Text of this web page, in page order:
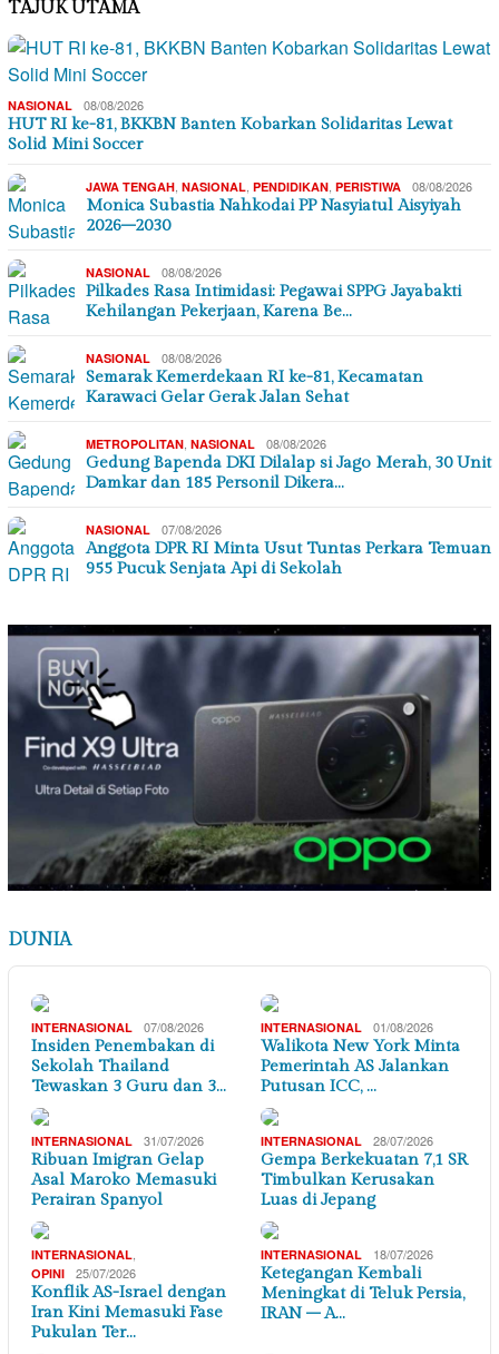
TAJUK UTAMA
NASIONAL 08/08/2026
HUT RI ke-81, BKKBN Banten Kobarkan Solidaritas Lewat
Solid Mini Soccer
JAWA TENGAH NASIONAL PENDIDIKAN PERISTIWA 08/08/2026
Monica Subastia Nahkodai PP Nasyiatul Aisyiyah
2026–2030
NASIONAL 08/08/2026
Pilkades Rasa Intimidasi: Pegawai SPPG Jayabakti
Kehilangan Pekerjaan, Karena Be…
NASIONAL 08/08/2026
Semarak Kemerdekaan RI ke-81, Kecamatan
Karawaci Gelar Gerak Jalan Sehat
METROPOLITAN NASIONAL 08/08/2026
Gedung Bapenda DKI Dilalap si Jago Merah, 30 Unit
Damkar dan 185 Personil Dikera…
NASIONAL 07/08/2026
Anggota DPR RI Minta Usut Tuntas Perkara Temuan
955 Pucuk Senjata Api di Sekolah
DUNIA
INTERNASIONAL 07/08/2026
Insiden Penembakan di
Sekolah Thailand
Tewaskan 3 Guru dan 3…
INTERNASIONAL 01/08/2026
Walikota New York Minta
Pemerintah AS Jalankan
Putusan ICC, …
INTERNASIONAL 31/07/2026
Ribuan Imigran Gelap
Asal Maroko Memasuki
Perairan Spanyol
INTERNASIONAL 28/07/2026
Gempa Berkekuatan 7,1 SR
Timbulkan Kerusakan
Luas di Jepang
INTERNASIONAL
OPINI 25/07/2026
Konflik AS-Israel dengan
Iran Kini Memasuki Fase
Pukulan Ter…
INTERNASIONAL 18/07/2026
Ketegangan Kembali
Meningkat di Teluk Persia,
IRAN – A…